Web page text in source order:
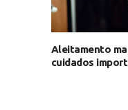
Aleitamento
cuidados